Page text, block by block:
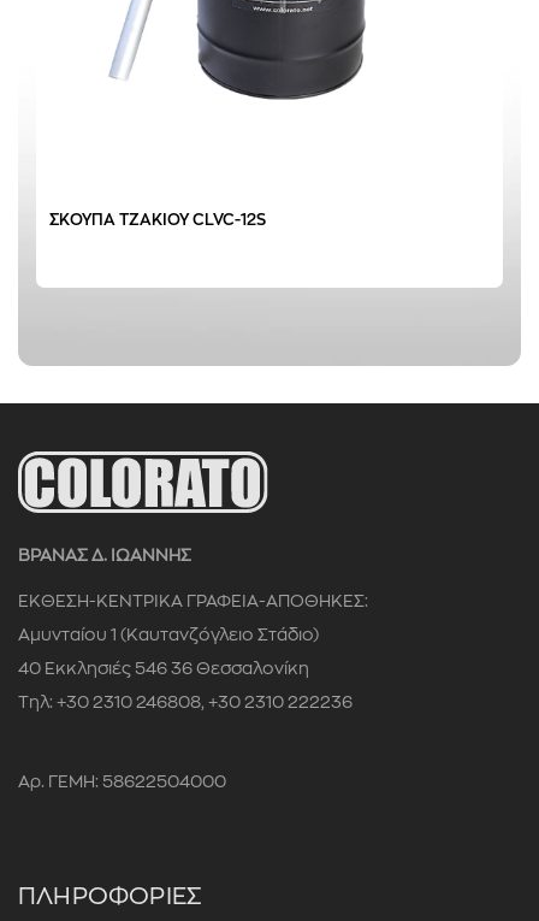
78 dB
0 € - 69 €
ΣΚΟΥΠΑ ΤΖΑΚΙΟΥ CLVC-12S
ΒΡΑΝΑΣ Δ. ΙΩΑΝΝΗΣ
ΕΚΘΕΣΗ-ΚΕΝΤΡΙΚΑ ΓΡΑΦΕΙΑ-ΑΠΟΘΗΚΕΣ:
Αμυνταίου 1 (Καυτανζόγλειο Στάδιο)
40 Εκκλησιές 546 36 Θεσσαλονίκη
Τηλ: +30 2310 246808, +30 2310 222236
Αρ. ΓΕΜΗ: 58622504000
ΠΛΗΡΟΦΟΡΙΕΣ